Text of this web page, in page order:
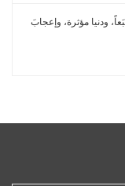
ودنيا مؤثرة، وإعجابَ